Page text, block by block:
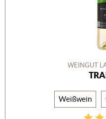
WEINGUT
Weißwein